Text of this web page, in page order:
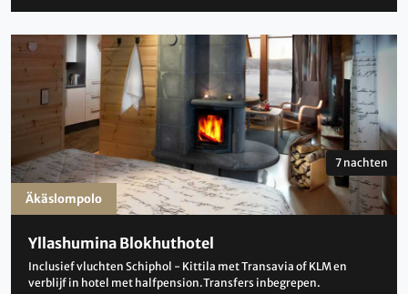
Yllashumina Blokhuthotel
Inclusief vluchten Schiphol - Kittila met Transavia of KLM en
verblijf in hotel met halfpension.Transfers inbegrepen.
7 nachten
Äkäslompolo